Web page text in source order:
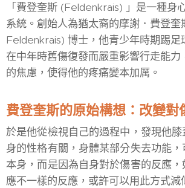
「費登奎斯 (Feldenkrais) 」是一種身
系統。創始人為猶太裔的摩謝．費登
Feldenkrais) 博士，他青少年時期踢足
在中年時舊傷復發而嚴重影響行走能力
的焦慮，使得他的疼痛變本加厲。
費登奎斯的原始構想：改變對
於是他從檢視自己的過程中，發現他
身的性格有關，身體某部分失去功能
本身，而是因為自身對於傷害的反應
應不一樣的反應，或許可以用此方式減